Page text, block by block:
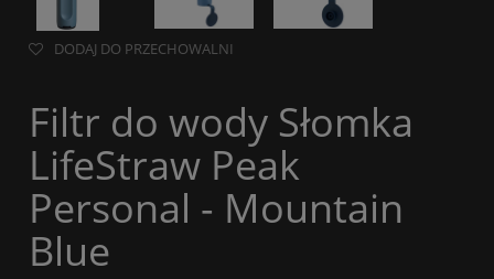
DODAJ DO PRZECHOWALNI
Filtr do wody Słomka
LifeStraw Peak
Personal - Mountain
Blue